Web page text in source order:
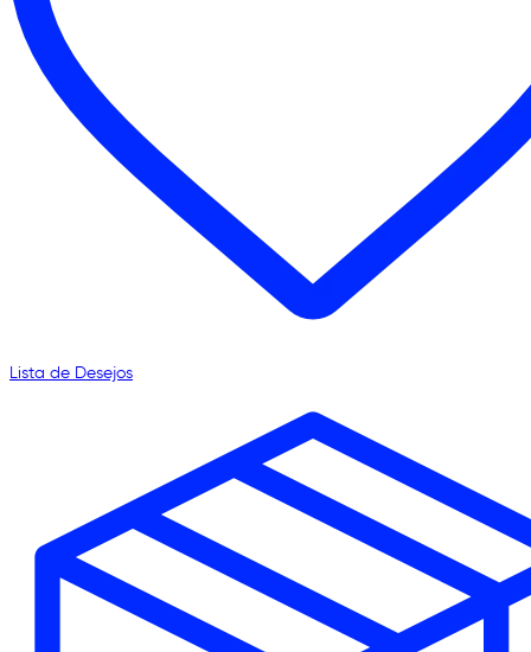
Lista de Desejos